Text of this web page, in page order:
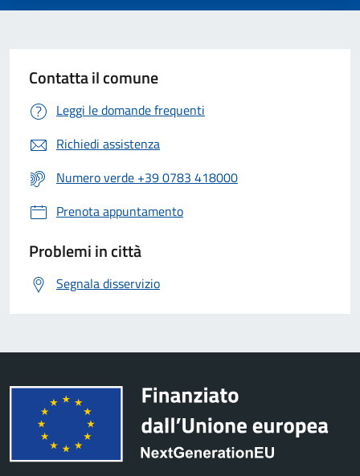
Contatta il comune
Leggi le domande frequenti
Richiedi assistenza
Numero verde +39 0783 418000
Prenota appuntamento
Problemi in città
Segnala disservizio